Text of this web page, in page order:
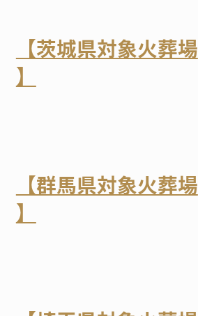
【茨城県対象火葬場
】
【群馬県対象火葬場
】